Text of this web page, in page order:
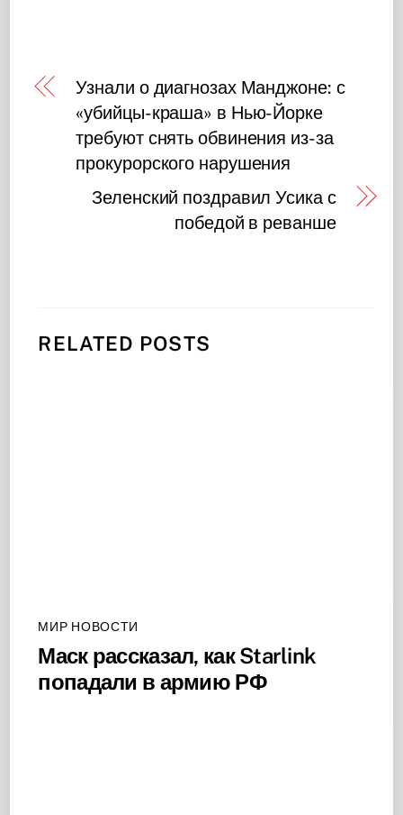
Узнали о диагнозах Манджоне: с
«убийцы-краша» в Нью-Йорке
требуют снять обвинения из-за
прокурорского нарушения
Зеленский поздравил Усика с
победой в реванше
RELATED POSTS
МИР НОВОСТИ
Маск рассказал, как Starlink
попадали в армию РФ